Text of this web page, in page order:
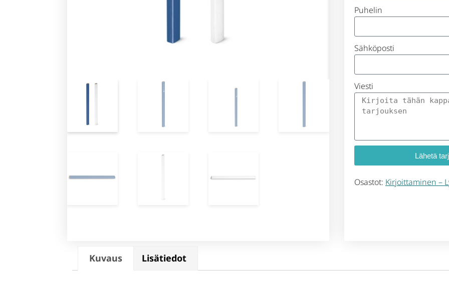
Puhelin
Sähköposti
Viesti
Lähetä
Osastot: Kirjoittaminen –
Kuvaus Lisätiedot